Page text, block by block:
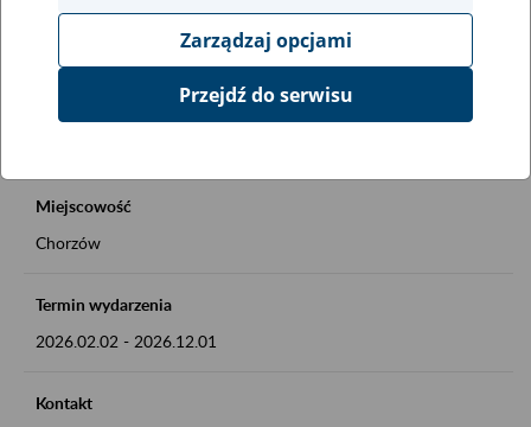
Okienko Górnicze w ZUS
Szczegóły na plakacie
Miejscowość
Chorzów
Termin wydarzenia
2026.02.02 - 2026.12.01
Kontakt
Zarządzaj opcjami
Przejdź do serwisu